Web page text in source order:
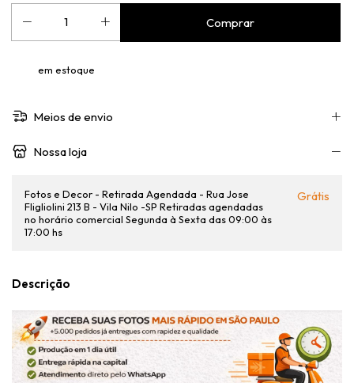
em estoque
Meios de envio
Nossa loja
Fotos e Decor - Retirada Agendada - Rua Jose
Fligliolini 213 B - Vila Nilo -SP Retiradas agendadas
no horário comercial Segunda à Sexta das 09:00 às
17:00 hs
Grátis
Descrição